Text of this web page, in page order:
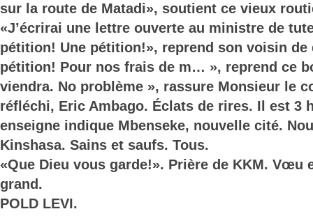
sur la route de Matadi», soutient ce vieux
«J’écrirai une lettre ouverte au ministre de
pétition! Une pétition!», reprend son voisin de
pétition! Pour nos frais de m… », reprend ce
viendra. No problème », rassure Monsieur le
réfléchi, Eric Ambago. Éclats de rires. Il est 3
enseigne indique Mbenseke, nouvelle cité.
Kinshasa. Sains et saufs. Tous.
«Que Dieu vous garde!». Prière de KKM. Vœu
grand.
POLD LEVI.